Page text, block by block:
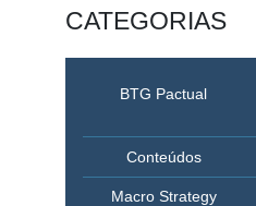
CATEGORIAS
BTG Pactual
Conteúdos
Macro Strategy